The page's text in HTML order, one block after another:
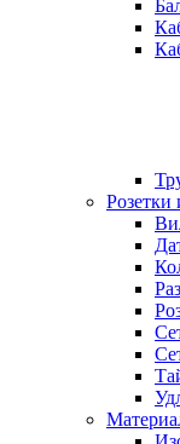
Розетки